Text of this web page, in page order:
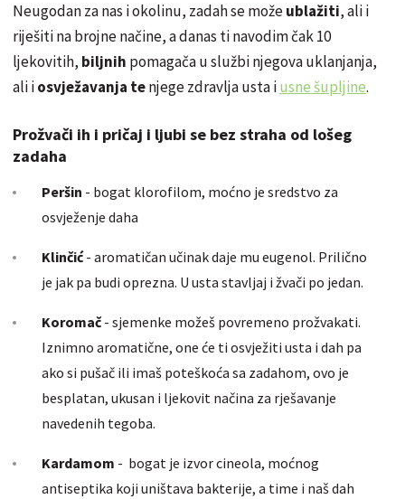
Neugodan za nas i okolinu, zadah se možeublažiti, ali i
riješiti na brojne načine, a danas ti navodim čak 10
ljekovitih, biljnih pomagača u službi njegova uklanjanja,
ali iosvježavanja tenjege zdravlja usta iusne šupljine.
Prožvači ih i pričaj i ljubi se bez straha od lošeg
zadaha
Peršin - bogat klorofilom, moćno je sredstvo za
osvježenje daha
Klinčić- aromatičan učinak daje mu eugenol. Prilično
je jak pa budi oprezna. U usta stavljaj i žvači po jedan.
Koromač- sjemenke možeš povremeno prožvakati.
Iznimno aromatične, one će ti osvježiti usta i dah pa
ako si pušač ili imaš poteškoća sa zadahom, ovo je
besplatan, ukusan i ljekovit načina za rješavanje
navedenih tegoba.
Kardamom - bogat je izvor cineola, moćnog
antiseptika koji uništava bakterije, a time i naš dah